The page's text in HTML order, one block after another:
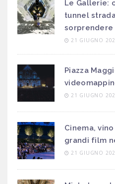
Le Gallerie:
tunnel
sorprendere
21 GIUGNO
Piazza
21 GIUGNO
Cinema,
grandi film
21 GIUGNO